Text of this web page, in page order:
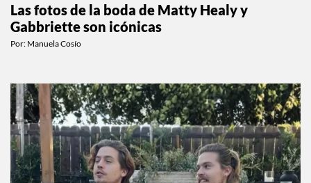
Las fotos de la boda de Matty Healy y
Gabbriette son icónicas
Por: Manuela Cosío